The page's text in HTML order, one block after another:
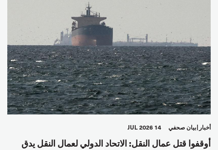
أخبار بيان صحفي 14 JUL 2026
أوقفوا قتل عمال النقل: الاتحاد الدولي لعمال النقل يدق